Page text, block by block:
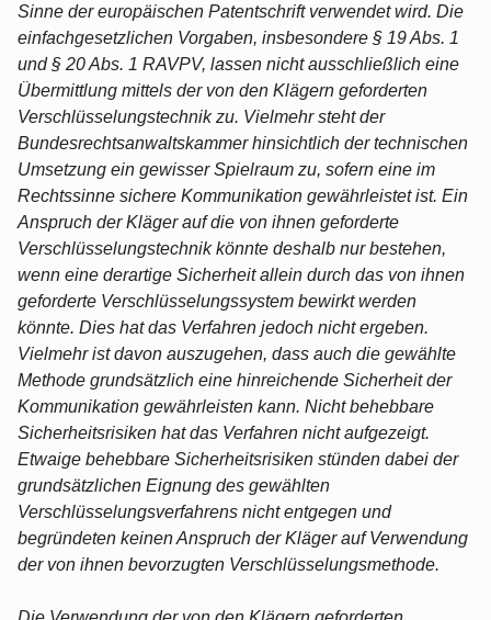
Sinne der europäischen Patentschrift verwendet wird. Die
einfachgesetzlichen Vorgaben, insbesondere § 19 Abs. 1
und § 20 Abs. 1 RAVPV, lassen nicht ausschließlich eine
Übermittlung mittels der von den Klägern geforderten
Verschlüsselungstechnik zu. Vielmehr steht der
Bundesrechtsanwaltskammer hinsichtlich der technischen
Umsetzung ein gewisser Spielraum zu, sofern eine im
Rechtssinne sichere Kommunikation gewährleistet ist. Ein
Anspruch der Kläger auf die von ihnen geforderte
Verschlüsselungstechnik könnte deshalb nur bestehen,
wenn eine derartige Sicherheit allein durch das von ihnen
geforderte Verschlüsselungssystem bewirkt werden
könnte. Dies hat das Verfahren jedoch nicht ergeben.
Vielmehr ist davon auszugehen, dass auch die gewählte
Methode grundsätzlich eine hinreichende Sicherheit der
Kommunikation gewährleisten kann. Nicht behebbare
Sicherheitsrisiken hat das Verfahren nicht aufgezeigt.
Etwaige behebbare Sicherheitsrisiken stünden dabei der
grundsätzlichen Eignung des gewählten
Verschlüsselungsverfahrens nicht entgegen und
begründeten keinen Anspruch der Kläger auf Verwendung
der von ihnen bevorzugten Verschlüsselungsmethode.